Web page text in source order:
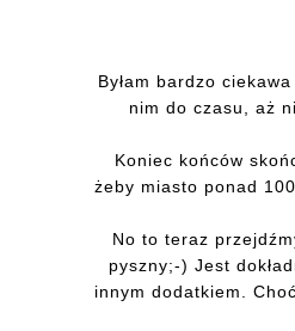
Byłam bardzo
nim do czasu, aż
Koniec końców
żeby miasto ponad
No to teraz
pyszny;-) Jest
innym dodatkiem.